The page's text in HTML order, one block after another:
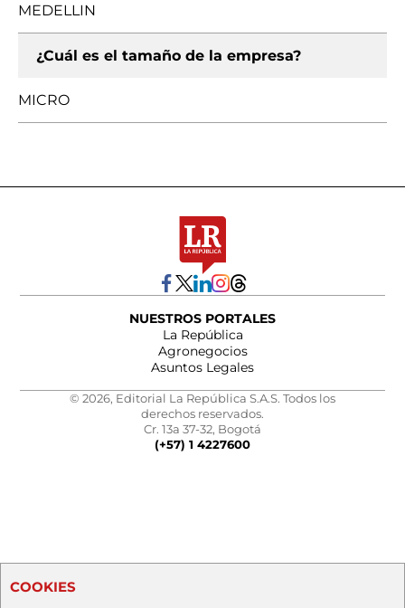
MEDELLIN
¿Cuál es el tamaño de la empresa?
MICRO
NUESTROS PORTALES
La República
Agronegocios
Asuntos Legales
© 2026, Editorial La República S.A.S. Todos los
derechos reservados.
Cr. 13a 37-32, Bogotá
(+57) 1 4227600
COOKIES